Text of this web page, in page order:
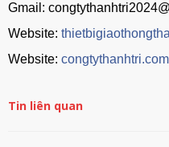
Gmail:
Website:
Website:
Tin liên quan